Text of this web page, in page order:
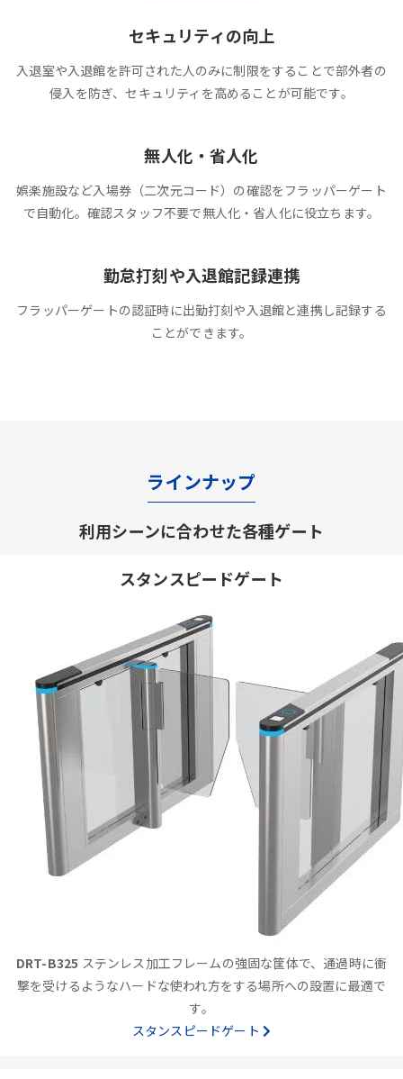
セキュリティの向上
入退室や入退館を許可された人のみに制限をすることで部外者の
侵入を防ぎ、セキュリティを高めることが可能です。
無人化・省人化
娯楽施設など入場券（二次元コード）の確認をフラッパーゲート
で自動化。確認スタッフ不要で無人化・省人化に役立ちます。
勤怠打刻や入退館記録連携
フラッパーゲートの認証時に出勤打刻や入退館と連携し記録する
ことができます。
ラインナップ
利用シーンに合わせた各種ゲート
スタンスピードゲート
DRT-B325 ステンレス加工フレームの強固な筐体で、通過時に衝
撃を受けるようなハードな使われ方をする場所への設置に最適で
す。
スタンスピードゲート